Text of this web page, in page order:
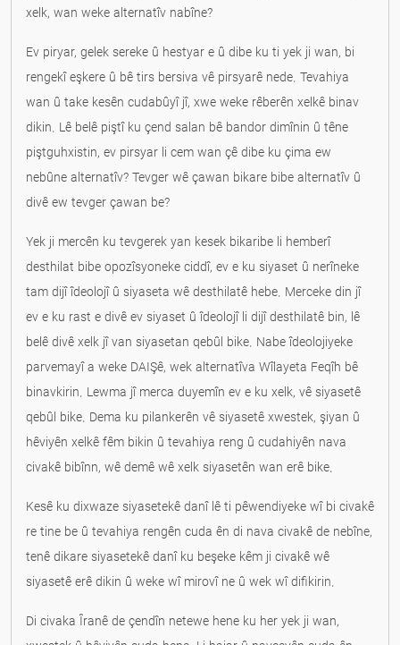
xelk, wan weke alternatîv nabîne?
Ev piryar, gelek sereke û hestyar e û dibe ku ti yek ji wan, bi
rengekî eşkere û bê tirs bersiva vê pirsyarê nede. Tevahiya
wan û take kesên cudabûyî jî, xwe weke rêberên xelkê binav
dikin. Lê belê piştî ku çend salan bê bandor dimînin û têne
piştguhxistin, ev pirsyar li cem wan çê dibe ku çima ew
nebûne alternatîv? Tevger wê çawan bikare bibe alternatîv û
divê ew tevger çawan be?
Yek ji mercên ku tevgerek yan kesek bikaribe li hemberî
desthilat bibe opozîsyoneke ciddî, ev e ku siyaset û nerîneke
tam dijî îdeolojî û siyaseta wê desthilatê hebe. Merceke din jî
ev e ku rast e divê ev siyaset û îdeolojî li dijî desthilatê bin, lê
belê divê xelk jî van siyasetan qebûl bike. Nabe îdeolojiyeke
parvemayî a weke DAIŞê, wek alternatîva Wîlayeta Feqîh bê
binavkirin. Lewma jî merca duyemîn ev e ku xelk, vê siyasetê
qebûl bike. Dema ku pilankerên vê siyasetê xwestek, şiyan û
hêviyên xelkê fêm bikin û tevahiya reng û cudahiyên nava
civakê bibînn, wê demê wê xelk siyasetên wan erê bike.
Kesê ku dixwaze siyasetekê danî lê ti pêwendiyeke wî bi civakê
re tine be û tevahiya rengên cuda ên di nava civakê de nebîne,
tenê dikare siyasetekê danî ku beşeke kêm ji civakê wê
siyasetê erê dikin û weke wî mirovî ne û wek wî difikirin.
Di civaka Îranê de çendîn netewe hene ku her yek ji wan,